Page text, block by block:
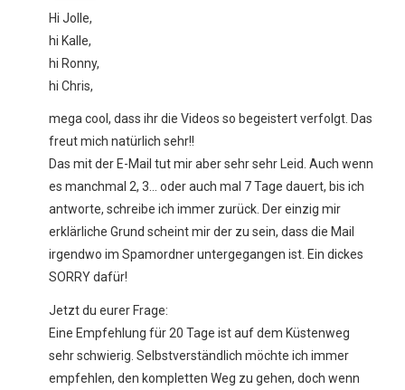
Hi Jolle,
hi Kalle,
hi Ronny,
hi Chris,
mega cool, dass ihr die Videos so begeistert verfolgt. Das
freut mich natürlich sehr!!
Das mit der E-Mail tut mir aber sehr sehr Leid. Auch wenn
es manchmal 2, 3… oder auch mal 7 Tage dauert, bis ich
antworte, schreibe ich immer zurück. Der einzig mir
erklärliche Grund scheint mir der zu sein, dass die Mail
irgendwo im Spamordner untergegangen ist. Ein dickes
SORRY dafür!
Jetzt du eurer Frage:
Eine Empfehlung für 20 Tage ist auf dem Küstenweg
sehr schwierig. Selbstverständlich möchte ich immer
empfehlen, den kompletten Weg zu gehen, doch wenn